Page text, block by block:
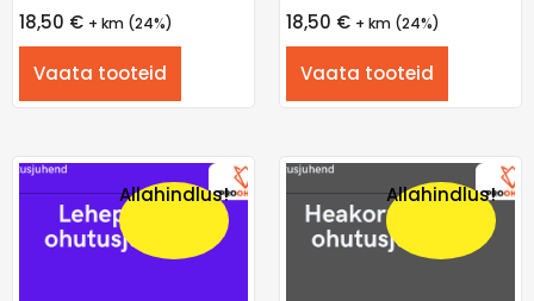
18,50 € + km (24%)
Vaata tooteid
18,50 € + km (24%)
Vaata tooteid
Allahindlus! Allahindlus!